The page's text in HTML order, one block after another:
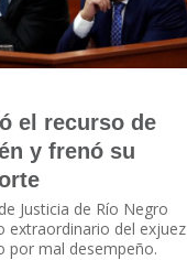
el recurso de
y frenó su
Justicia de Río Negro
extraordinario del exjuez
por mal desempeño.